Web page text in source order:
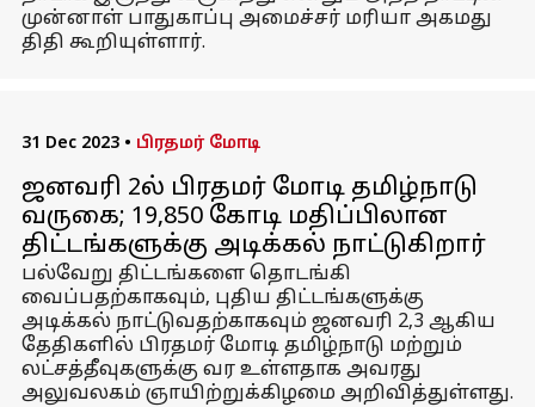
முன்னாள் பாதுகாப்பு அமைச்சர் மரியா அகமது
திதி கூறியுள்ளார்.
31 Dec 2023 • பிரதமர் மோடி
ஜனவரி 2ல் பிரதமர் மோடி தமிழ்நாடு
வருகை; ₹19,850 கோடி மதிப்பிலான
திட்டங்களுக்கு அடிக்கல் நாட்டுகிறார்
பல்வேறு திட்டங்களை தொடங்கி
வைப்பதற்காகவும், புதிய திட்டங்களுக்கு
அடிக்கல் நாட்டுவதற்காகவும் ஜனவரி 2,3 ஆகிய
தேதிகளில் பிரதமர் மோடி தமிழ்நாடு மற்றும்
லட்சத்தீவுகளுக்கு வர உள்ளதாக அவரது
அலுவலகம் ஞாயிற்றுக்கிழமை அறிவித்துள்ளது.